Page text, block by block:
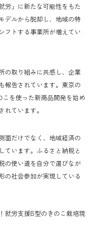
労」に新たな可能性をもた
デルから脱却し、地域の特
フトする事業所が増えてい
の取り組みに共感し、企業
報告されています。東京の
を使った新商品開発を始め
ています。
面だけでなく、地域経済の
ています。ふるさと納税と
の使い道を自分で選びなが
の社会参加が実現している
就労支援B型のきのこ栽培現